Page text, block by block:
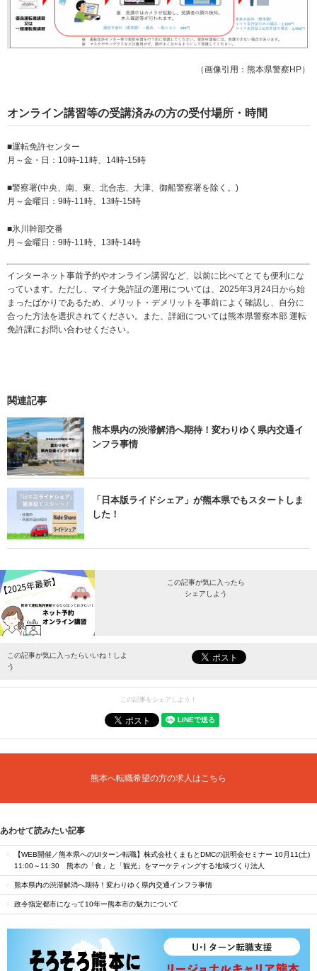
（画像引用：熊本県警察HP）
オンライン講習等の受講済みの方の受付場所・時間
■運転免許センター
月～金・日：10時-11時、14時-15時
■警察署(中央、南、東、北合志、大津、御船警察署を除く。)
月～金曜日：9時-11時、13時-15時
■氷川幹部交番
月～金曜日：9時-11時、13時-14時
インターネット事前予約やオンライン講習など、以前に比べてとても便利にな
っています。ただし、マイナ免許証の運用については、2025年3月24日から始
まったばかりであるため、メリット・デメリットを事前によく確認し、自分に
合った方法を選択されてください。また、詳細については熊本県警察本部 運転
免許課にお問い合わせください。
関連記事
熊本県内の渋滞解消へ期待！変わりゆく県内交通イ
ンフラ事情
「日本版ライドシェア」が熊本県でもスタートしま
した！
この記事が気に入ったら
シェアしよう
最新情報をお届けします。
この記事が気に入ったらいいね！しよ
う
この記事をシェアしよう！
熊本へ転職希望の方の求人はこちら
あわせて読みたい記事
【WEB開催／熊本県へのUIターン転職】株式会社くまもとDMCの説明会セミナー 10月11(土)
11:00～11:30 熊本の「食」と「観光」をマーケティングする地域づくり法人
熊本県内の渋滞解消へ期待！変わりゆく県内交通インフラ事情
政令指定都市になって10年ー熊本市の魅力について